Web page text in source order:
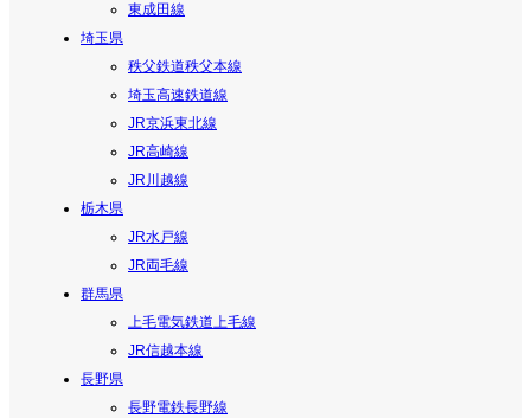
東成田線
埼玉県
秩父鉄道秩父本線
埼玉高速鉄道線
JR京浜東北線
JR高崎線
JR川越線
栃木県
JR水戸線
JR両毛線
群馬県
上毛電気鉄道上毛線
JR信越本線
長野県
長野電鉄長野線